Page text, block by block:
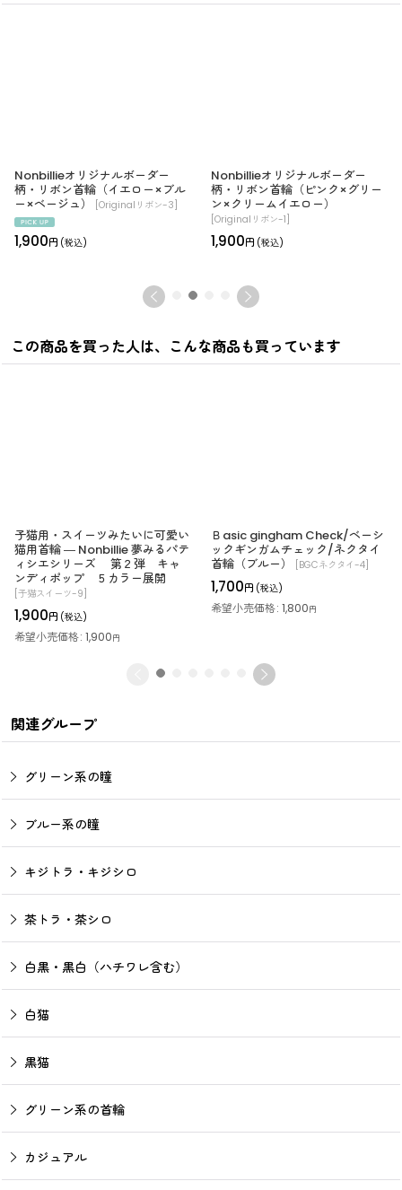
Nonbillieオリジナルボーダー
柄・リボン首輪（イエロー×ブル
ー×ベージュ）
Originalリボン-3
1,900円 (税込)
Nonbillieオリジナルボーダー
柄・リボン首輪（ピンク×グリー
ン×クリームイエロー）
Originalリボン-1
1,900円 (税込)
この商品を買った人は、こんな商品も買っています
子猫用・スイーツみたいに可愛い
猫用首輪 ― Nonbillie 夢みるパテ
ィシエシリーズ 第２弾 キャ
ンディポップ ５カラー展開
子猫スイーツ-9
1,900円 (税込)
希望小売価格: 1,900円
Ｂasic gingham Check/ベーシ
ックギンガムチェック/ネクタイ
首輪（ブルー）
BGCネクタイ-4
1,700円 (税込)
希望小売価格: 1,800円
関連グループ
グリーン系の瞳
ブルー系の瞳
キジトラ・キジシロ
茶トラ・茶シロ
白黒・黒白（ハチワレ含む）
白猫
黒猫
グリーン系の首輪
カジュアル